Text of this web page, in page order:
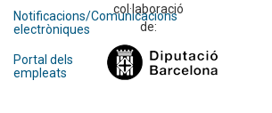
Notificacions/Comunicacions
electròniques
Portal dels
empleats
col·laboració
de: